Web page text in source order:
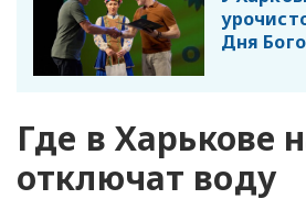
Дня
Где в Харькове
отключат воду